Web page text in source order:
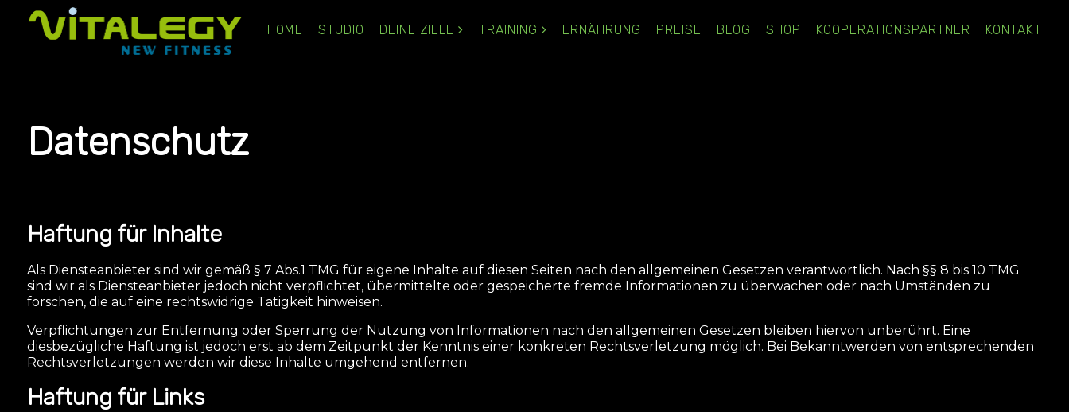
HOME STUDIO DEINE ZIELE TRAINING ERNÄHRUNG PREISE BLOG SHOP KOOPERATIONSPARTNER KONTAKT
Datenschutz
Haftung für Inhalte
Als Diensteanbieter sind wir gemäß § 7 Abs.1 TMG für eigene Inhalte auf diesen Seiten nach den allgemeinen Gesetzen verantwortlich. Nach §§ 8 bis 10 TMG
sind wir als Diensteanbieter jedoch nicht verpflichtet, übermittelte oder gespeicherte fremde Informationen zu überwachen oder nach Umständen zu
forschen, die auf eine rechtswidrige Tätigkeit hinweisen.
Verpflichtungen zur Entfernung oder Sperrung der Nutzung von Informationen nach den allgemeinen Gesetzen bleiben hiervon unberührt. Eine
diesbezügliche Haftung ist jedoch erst ab dem Zeitpunkt der Kenntnis einer konkreten Rechtsverletzung möglich. Bei Bekanntwerden von entsprechenden
Rechtsverletzungen werden wir diese Inhalte umgehend entfernen.
Haftung für Links